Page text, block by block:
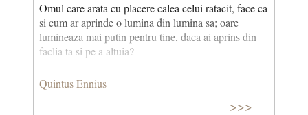
Omul care arata cu placere calea celui ratacit, face ca
si cum ar aprinde o lumina din lumina sa; oare
lumineaza mai putin pentru tine, daca ai aprins din
faclia ta si pe a altuia?
Quintus Ennius
>>>